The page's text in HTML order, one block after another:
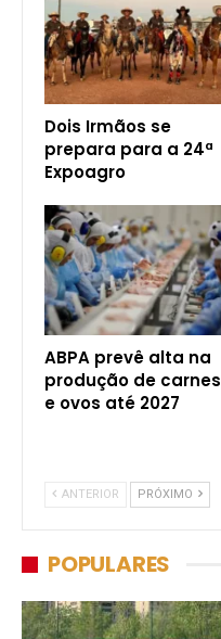
Dois Irmãos se
prepara para a 24ª
Expoagro
ABPA prevê alta na
produção de carnes
e ovos até 2027
ANTERIOR PRÓXIMO
POPULARES